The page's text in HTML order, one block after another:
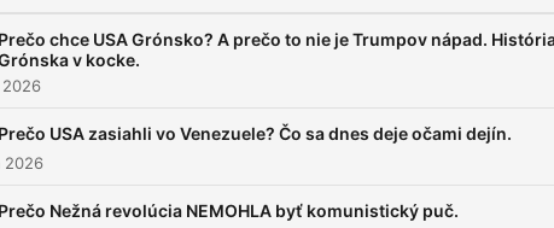
Prečo chce USA Grónsko? A prečo to nie je Trumpov nápad.
v kocke.
2026
Prečo USA zasiahli vo Venezuele? Čo sa dnes deje očami dejín.
2026
Prečo Nežná revolúcia NEMOHLA byť komunistický puč.